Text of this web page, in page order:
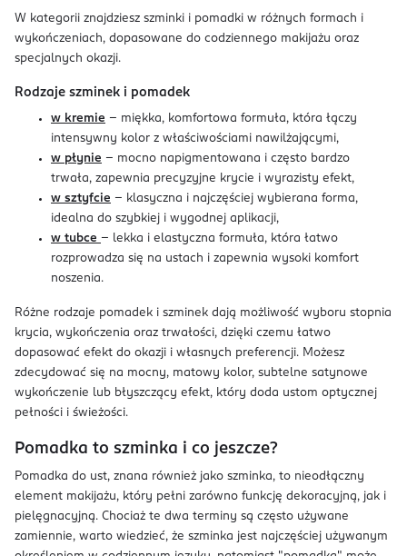
W kategorii znajdziesz szminki i pomadki w różnych formach i
wykończeniach, dopasowane do codziennego makijażu oraz
specjalnych okazji.
Rodzaje szminek i pomadek
w kremie – miękka, komfortowa formuła, która łączy
intensywny kolor z właściwościami nawilżającymi,
w płynie – mocno napigmentowana i często bardzo
trwała, zapewnia precyzyjne krycie i wyrazisty efekt,
w sztyfcie – klasyczna i najczęściej wybierana forma,
idealna do szybkiej i wygodnej aplikacji,
w tubce – lekka i elastyczna formuła, która łatwo
rozprowadza się na ustach i zapewnia wysoki komfort
noszenia.
Różne rodzaje pomadek i szminek dają możliwość wyboru stopnia
krycia, wykończenia oraz trwałości, dzięki czemu łatwo
dopasować efekt do okazji i własnych preferencji. Możesz
zdecydować się na mocny, matowy kolor, subtelne satynowe
wykończenie lub błyszczący efekt, który doda ustom optycznej
pełności i świeżości.
Pomadka to szminka i co jeszcze?
Pomadka do ust, znana również jako szminka, to nieodłączny
element makijażu, który pełni zarówno funkcję dekoracyjną, jak i
pielęgnacyjną. Chociaż te dwa terminy są często używane
zamiennie, warto wiedzieć, że szminka jest najczęściej używanym